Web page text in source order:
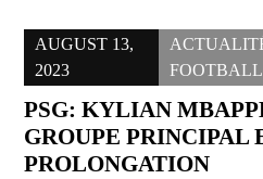
AUGUST 13,
2023
FOOTBALL
PSG: KYLIAN
GROUPE PRINCIPAL
PROLONGATION